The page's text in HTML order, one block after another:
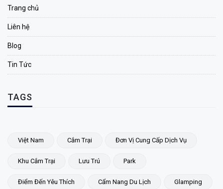
Trang chủ
Liên hệ
Blog
Tin Tức
TAGS
Việt Nam Cắm Trại Đơn Vị Cung Cấp Dịch Vụ
Khu Cắm Trại Lưu Trú Park
Điểm Đến Yêu Thích Cẩm Nang Du Lịch Glamping